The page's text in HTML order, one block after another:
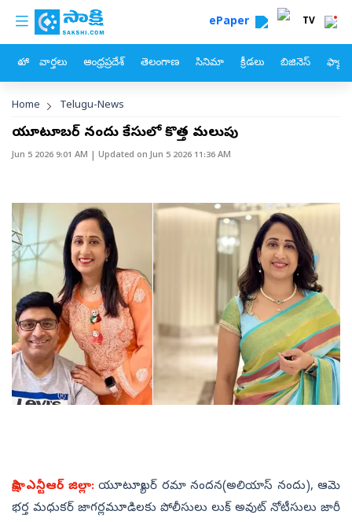
Skip to main content
custom menu ePaper TV
హోం వార్తలు ఆంధ్రప్రదేశ్ తెలంగాణ సినిమా క్రీడలు బిజినెస్
Breadcrumb
Home Telugu-News
యూట్యూబర్‌ నందు కేసులో కొత్త మలుపు
Jun 5 2026 9:01 AM | Updated onJun 5 2026 11:36 AM
సాక్షి, ఎన్టీఆర్ జిల్లా:యూట్యూబర్ రమా నందన(అలియాస్ నందు), ఆమె
భర్త మధుకర్ జాగర్లమూడిలకు పోలీసులు లుక్ అవుట్ నోటీసులు జారీ